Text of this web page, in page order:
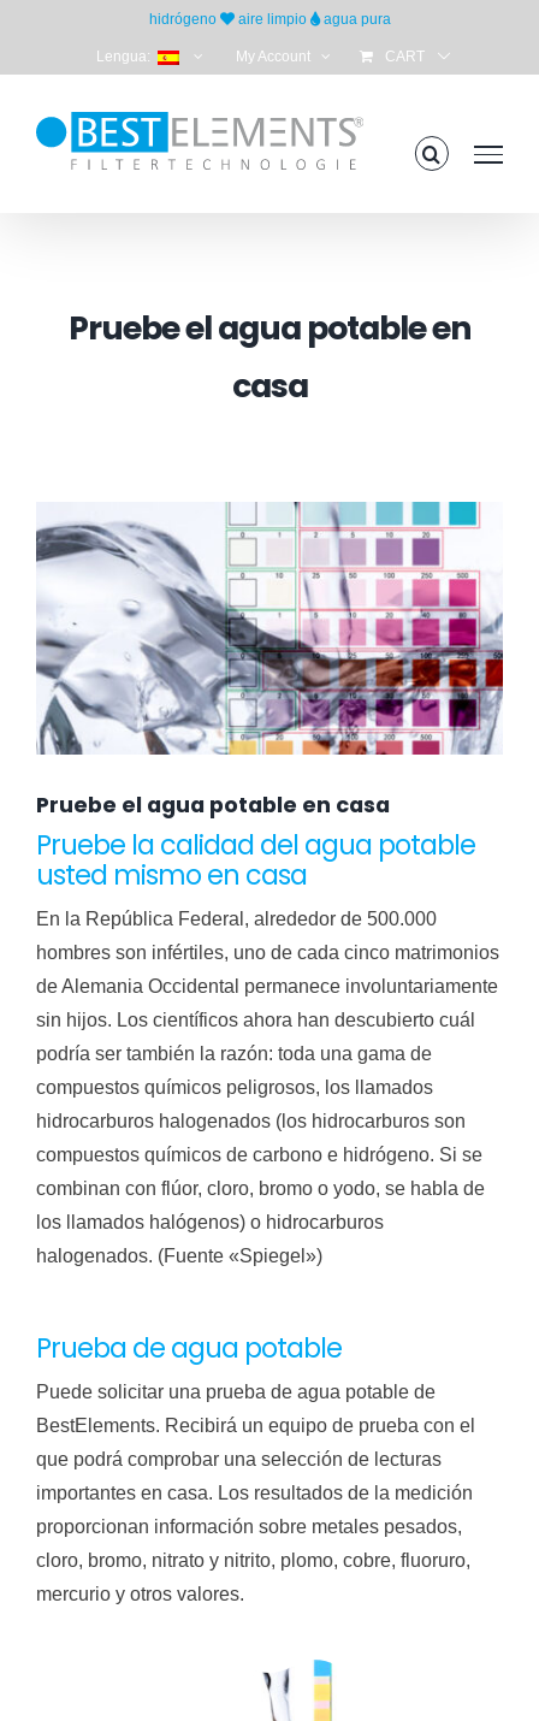
hidrógeno aire limpio agua pura
Lengua: My Account CART
Pruebe el agua potable en
casa
Pruebe el agua potable en casa
Pruebe la calidad del agua potable
usted mismo en casa
En la República Federal, alrededor de 500.000
hombres son infértiles, uno de cada cinco matrimonios
de Alemania Occidental permanece involuntariamente
sin hijos. Los científicos ahora han descubierto cuál
podría ser también la razón: toda una gama de
compuestos químicos peligrosos, los llamados
hidrocarburos halogenados (los hidrocarburos son
compuestos químicos de carbono e hidrógeno. Si se
combinan con flúor, cloro, bromo o yodo, se habla de
los llamados halógenos) o hidrocarburos
halogenados. (Fuente «Spiegel»)
Prueba de agua potable
Puede solicitar una prueba de agua potable de
BestElements. Recibirá un equipo de prueba con el
que podrá comprobar una selección de lecturas
importantes en casa. Los resultados de la medición
proporcionan información sobre metales pesados,
cloro, bromo, nitrato y nitrito, plomo, cobre, fluoruro,
mercurio y otros valores.